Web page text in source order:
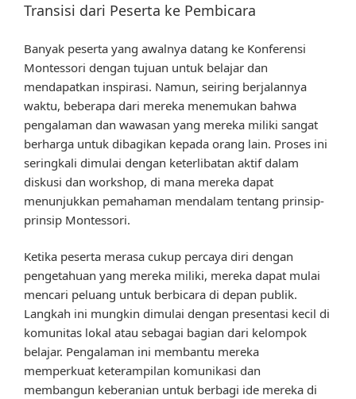
Transisi dari Peserta ke Pembicara
Banyak peserta yang awalnya datang ke Konferensi
Montessori dengan tujuan untuk belajar dan
mendapatkan inspirasi. Namun, seiring berjalannya
waktu, beberapa dari mereka menemukan bahwa
pengalaman dan wawasan yang mereka miliki sangat
berharga untuk dibagikan kepada orang lain. Proses ini
seringkali dimulai dengan keterlibatan aktif dalam
diskusi dan workshop, di mana mereka dapat
menunjukkan pemahaman mendalam tentang prinsip-
prinsip Montessori.
Ketika peserta merasa cukup percaya diri dengan
pengetahuan yang mereka miliki, mereka dapat mulai
mencari peluang untuk berbicara di depan publik.
Langkah ini mungkin dimulai dengan presentasi kecil di
komunitas lokal atau sebagai bagian dari kelompok
belajar. Pengalaman ini membantu mereka
memperkuat keterampilan komunikasi dan
membangun keberanian untuk berbagi ide mereka di